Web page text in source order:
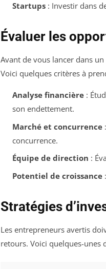
Startups: Investir dans
Évaluer les
Avant de vous lancer dans
Voici quelques critères à
Analyse financière:
son endettement.
Marché et concurrence:
concurrence.
Équipe de direction :
Potentiel de croissance:
Stratégies
Les entrepreneurs avertis
retours. Voici quelques-unes